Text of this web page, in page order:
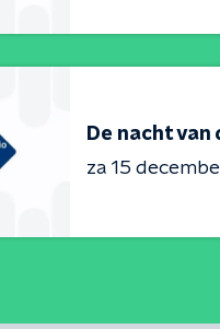
De nacht van
za 15